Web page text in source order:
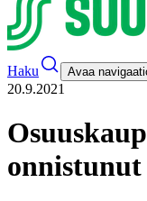
Haku Avaa
20.9.2021